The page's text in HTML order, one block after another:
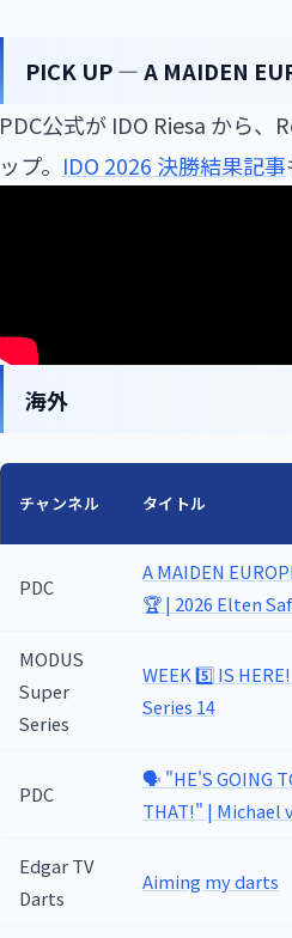
PICK UP — A MAIDEN
PDC公式が IDO Riesa から
ップ。 IDO 2026 決勝結果記事
海外
チャンネル タイトル
PDC
A MAIDEN
🏆 | 2026 Elten
MODUS
Super
Series
WEEK 5️⃣ IS
Series 14
PDC
🗣️ "HE'S GOING
THAT!" | Michael
Edgar TV
Darts
Aiming my darts